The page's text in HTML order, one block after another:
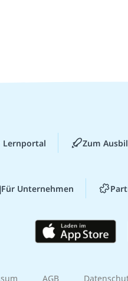
Lernportal Zum
Für Unternehmen
AGB